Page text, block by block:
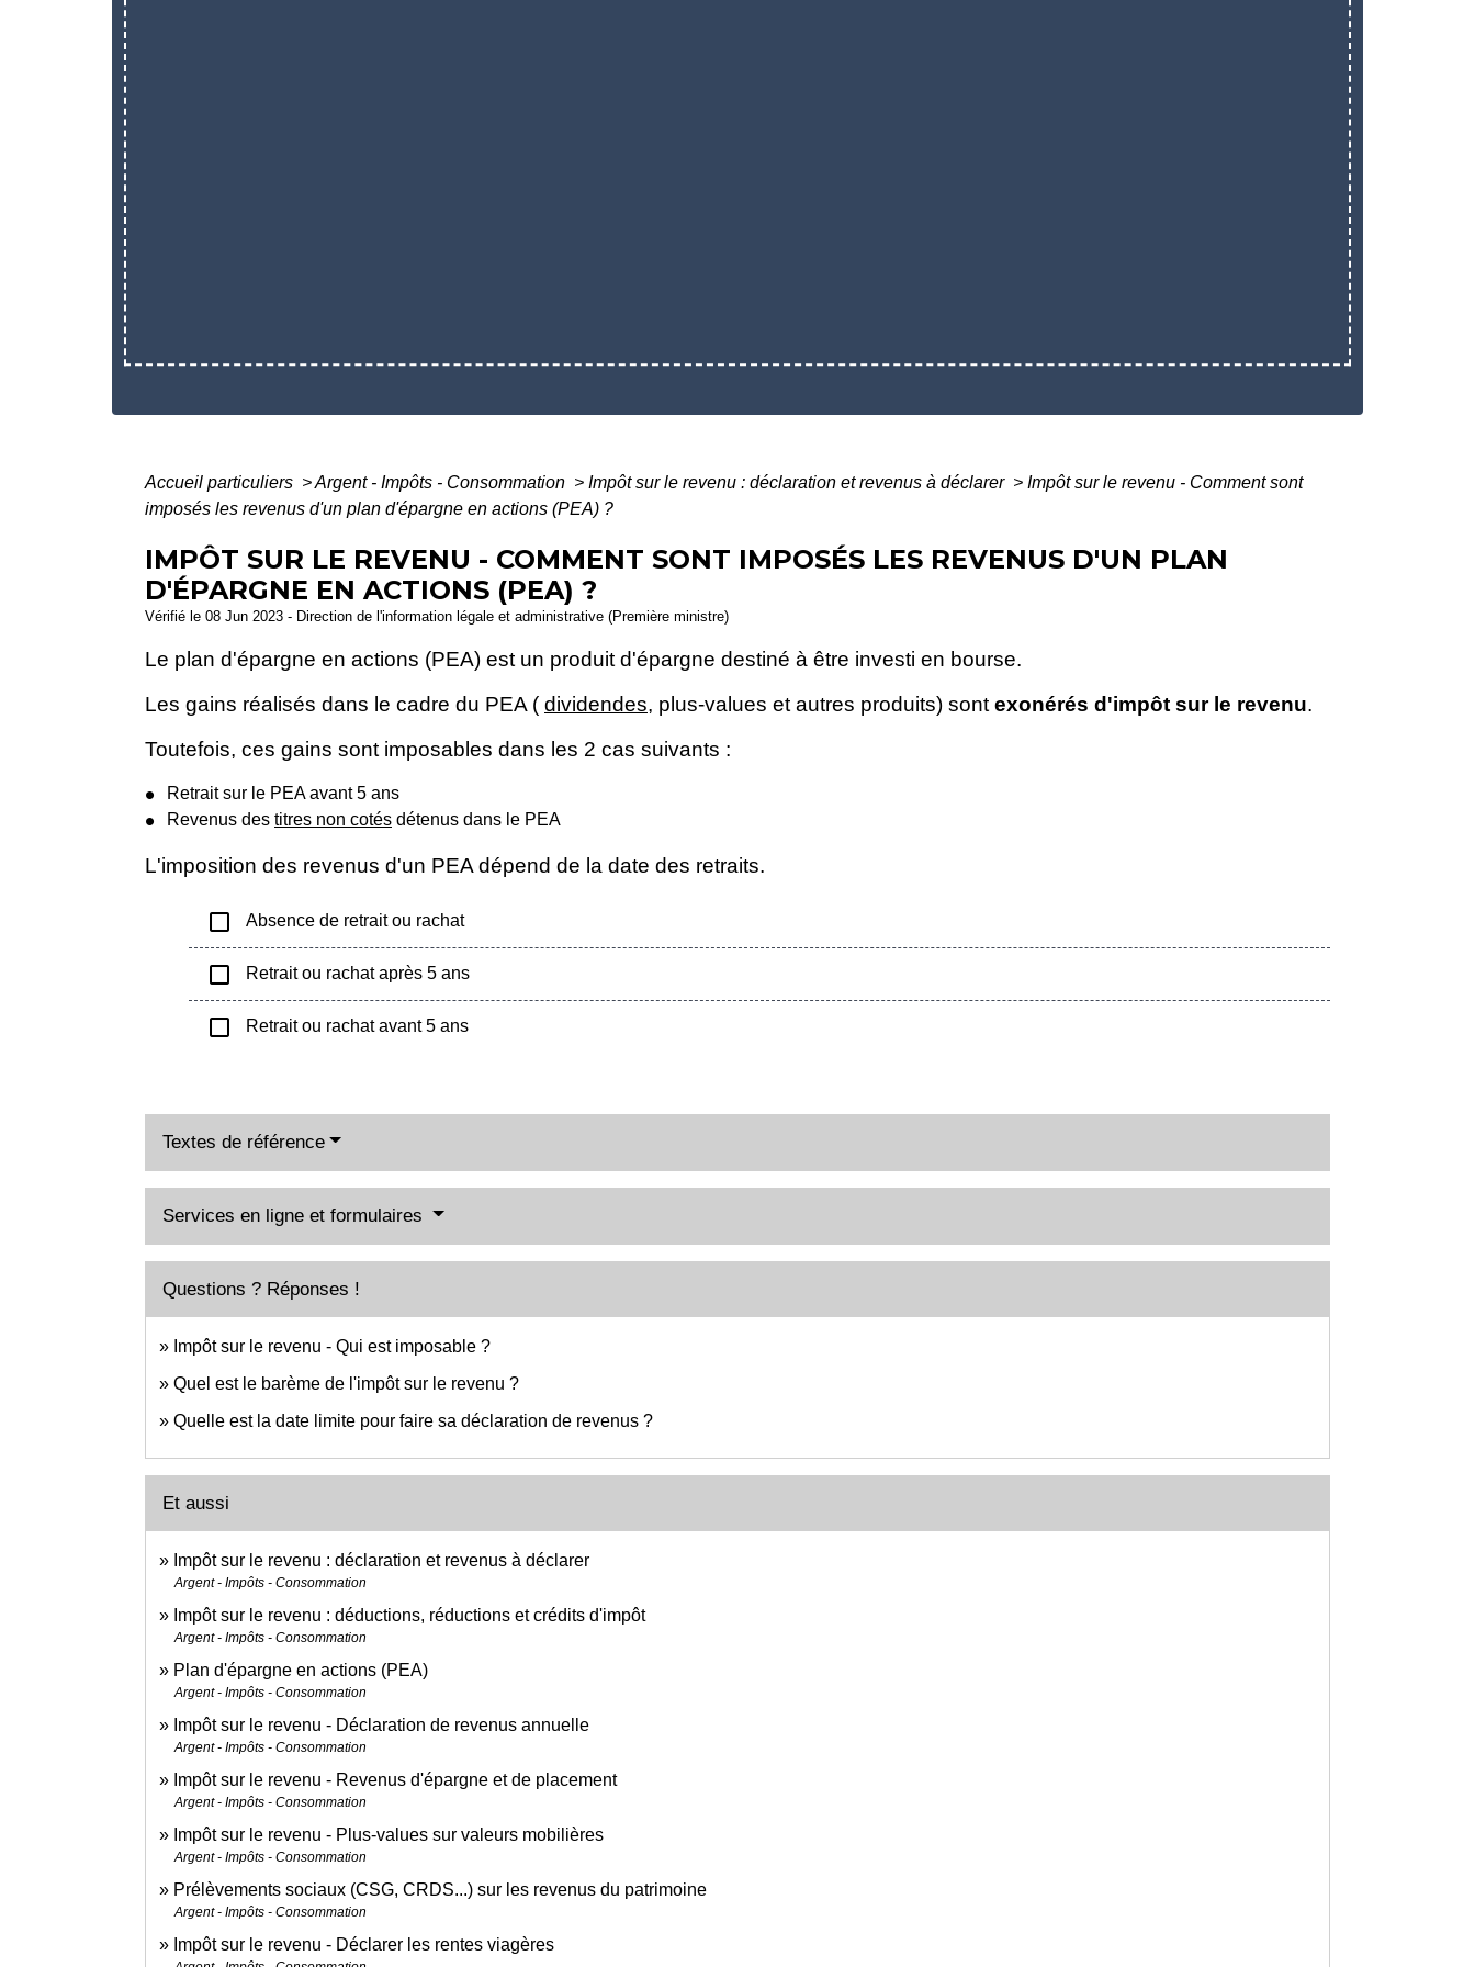
Accueil particuliers >Argent - Impôts - Consommation > Impôt sur le revenu : déclaration et revenus à déclarer > Impôt sur le revenu - Comment sont
imposés les revenus d'un plan d'épargne en actions (PEA) ?
IMPÔT SUR LE REVENU - COMMENT SONT IMPOSÉS LES REVENUS D'UN PLAN
D'ÉPARGNE EN ACTIONS (PEA) ?
Vérifié le 08 Jun 2023 - Direction de l'information légale et administrative (Première ministre)
Le plan d'épargne en actions (PEA) est un produit d'épargne destiné à être investi en bourse.
Les gains réalisés dans le cadre du PEA ( dividendes, plus-values et autres produits) sont exonérés d'impôt sur le revenu.
Toutefois, ces gains sont imposables dans les 2 cas suivants :
Retrait sur le PEA avant 5 ans
Revenus des titres non cotés détenus dans le PEA
L'imposition des revenus d'un PEA dépend de la date des retraits.
check_box_outline_blank Absence de retrait ou rachat
check_box_outline_blank Retrait ou rachat après 5 ans
check_box_outline_blank Retrait ou rachat avant 5 ans
Textes de référence
Services en ligne et formulaires
Questions ? Réponses !
Impôt sur le revenu - Qui est imposable ?
Quel est le barème de l'impôt sur le revenu ?
Quelle est la date limite pour faire sa déclaration de revenus ?
Et aussi
Impôt sur le revenu : déclaration et revenus à déclarer
Argent - Impôts - Consommation
Impôt sur le revenu : déductions, réductions et crédits d'impôt
Argent - Impôts - Consommation
Plan d'épargne en actions (PEA)
Argent - Impôts - Consommation
Impôt sur le revenu - Déclaration de revenus annuelle
Argent - Impôts - Consommation
Impôt sur le revenu - Revenus d'épargne et de placement
Argent - Impôts - Consommation
Impôt sur le revenu - Plus-values sur valeurs mobilières
Argent - Impôts - Consommation
Prélèvements sociaux (CSG, CRDS...) sur les revenus du patrimoine
Argent - Impôts - Consommation
Impôt sur le revenu - Déclarer les rentes viagères